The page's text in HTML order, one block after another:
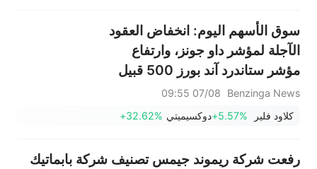
سوق الأسهم اليوم: انخفاض العقود
الآجلة لمؤشر داو جونز، وارتفاع
مؤشر ستاندرد آند بورز 500 قبيل
صدور تقرير الوظائف لشهر يوليو -
شركات أتلاسيان، وتريد ديسك،
Benzinga News
07/08 09:55
كلاود فلير
+5.57%دوكسيميتي +32.62%
رفعت شركة ريموند جيمس تصنيف شركة بابماتيك